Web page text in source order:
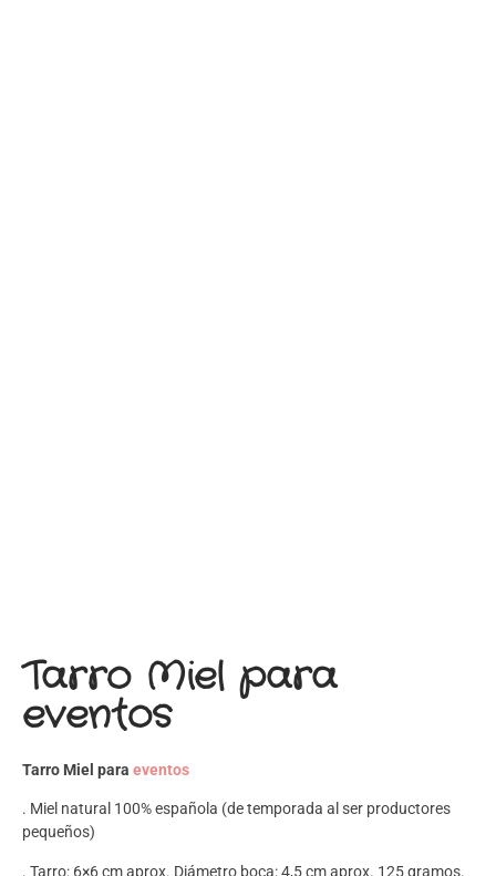
Tarro Miel para
eventos
Tarro Miel para eventos
. Miel natural 100% española (de temporada al ser productores
pequeños)
. Tarro: 6×6 cm aprox. Diámetro boca: 4,5 cm aprox. 125 gramos.